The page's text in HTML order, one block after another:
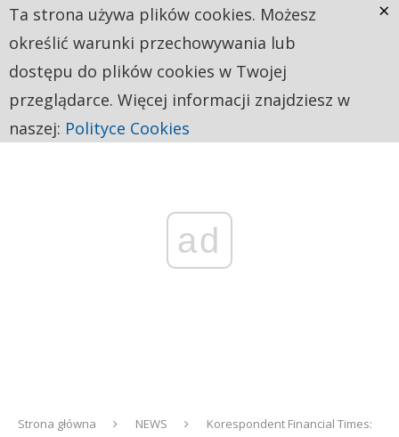
ad
Strona główna NEWS
Korespondent Financial Times:
Ta strona używa plików cookies. Możesz
określić warunki przechowywania lub
dostępu do plików cookies w Twojej
przeglądarce. Więcej informacji znajdziesz w
naszej: Polityce Cookies
×